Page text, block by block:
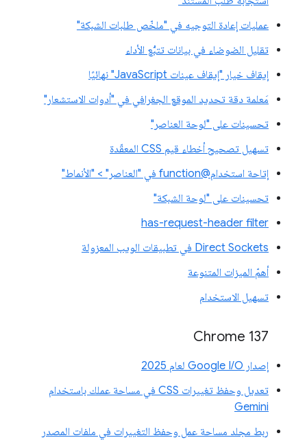
عمليات إعادة التوجيه في "ملخّص طلبات الشبكة"
تقليل الضوضاء في بيانات تتبُّع الأداء
إيقاف خيار "إيقاف عينات JavaScript" نهائيًا
مَعلمة دقة تحديد الموقع الجغرافي في "أدوات الاستشعار"
تحسينات على "لوحة العناصر"
تسهيل تصحيح أخطاء قيم CSS المعقّدة
إتاحة استخدام@function في "العناصر" > "الأنماط"
تحسينات على "لوحة الشبكة"
has-request-header filter
Direct Sockets في تطبيقات الويب المعزولة
أهمّ الميزات المتنوعة
تسهيل الاستخدام
‫Chrome 137
إصدار Google I/O لعام 2025
تعديل وحفظ تغييرات CSS في مساحة عملك باستخدام
Gemini
ربط مجلد مساحة عمل وحفظ التغييرات في ملفات المصدر